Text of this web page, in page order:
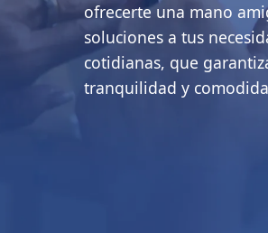
ofrecerte una mano
soluciones a tus
cotidianas, que
tranquilidad y